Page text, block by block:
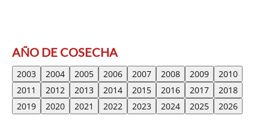
AÑO DE COSECHA
2003 2004 2005 2006 2007 2008 2009
2010
2011
2012 2013 2014 2015 2016 2017
2018
2019
2020 2021 2022 2023 2024 2025 2026